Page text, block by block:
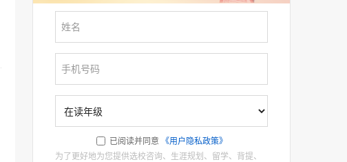
已阅读并同意
《用户隐私政策》
为了更好地为您提供选校咨询、生涯规划、留学、背提、